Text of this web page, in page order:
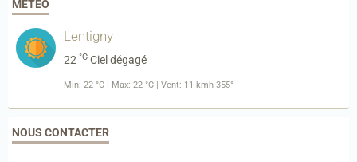
MÉTÉO
Lentigny
22 °C Ciel dégagé
Min: 22 °C | Max: 22 °C | Vent: 11 kmh 355°
NOUS CONTACTER